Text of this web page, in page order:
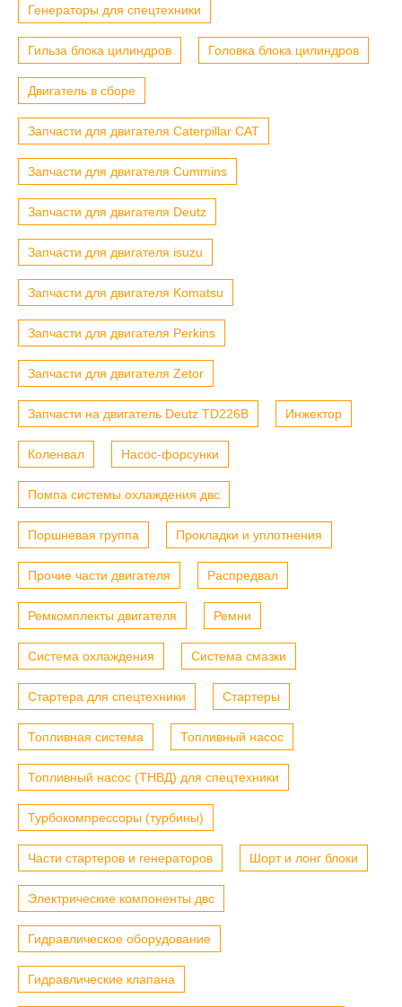
Генераторы для спецтехники
Гильза блока цилиндров Головка блока цилиндров
Двигатель в сборе
Запчасти для двигателя Caterpillar CAT
Запчасти для двигателя Cummins
Запчасти для двигателя Deutz
Запчасти для двигателя isuzu
Запчасти для двигателя Komatsu
Запчасти для двигателя Perkins
Запчасти для двигателя Zetor
Запчасти на двигатель Deutz TD226B Инжектор
Коленвал Насос-форсунки
Помпа системы охлаждения двс
Поршневая группа Прокладки и уплотнения
Прочие части двигателя Распредвал
Ремкомплекты двигателя Ремни
Система охлаждения Система смазки
Стартера для спецтехники Стартеры
Топливная система Топливный насос
Топливный насос (ТНВД) для спецтехники
Турбокомпрессоры (турбины)
Части стартеров и генераторов Шорт и лонг блоки
Электрические компоненты двс
Гидравлическое оборудование
Гидравлические клапана